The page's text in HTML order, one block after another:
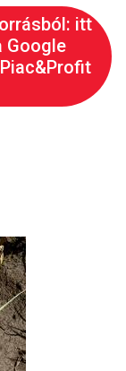
itt
Google